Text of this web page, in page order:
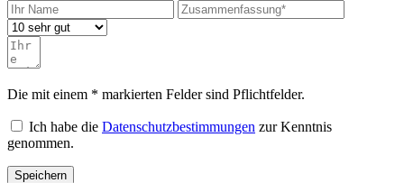
Die mit einem * markierten Felder sind Pflichtfelder.
Ich habe die Datenschutzbestimmungen zur Kenntnis
genommen.
Speichern